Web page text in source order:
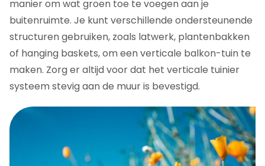
manier om wat groen toe te voegen aan je
buitenruimte. Je kunt verschillende ondersteunende
structuren gebruiken, zoals latwerk, plantenbakken
of hanging baskets, om een verticale balkon-tuin te
maken. Zorg er altijd voor dat het verticale tuinier
systeem stevig aan de muur is bevestigd.